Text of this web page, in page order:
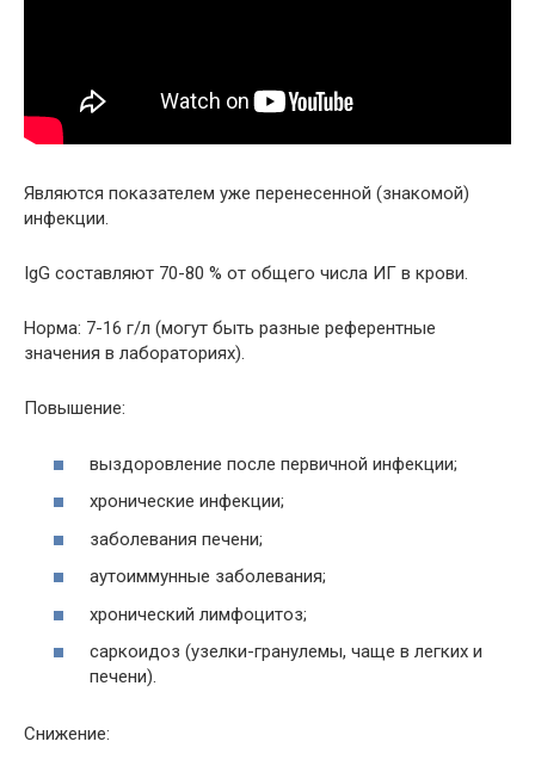
Являются показателем уже перенесенной (знакомой)
инфекции.
IgG составляют 70-80 % от общего числа ИГ в крови.
Норма: 7-16 г/л (могут быть разные референтные
значения в лабораториях).
Повышение:
выздоровление после первичной инфекции;
хронические инфекции;
заболевания печени;
аутоиммунные заболевания;
хронический лимфоцитоз;
саркоидоз (узелки-гранулемы, чаще в легких и
печени).
Снижение: